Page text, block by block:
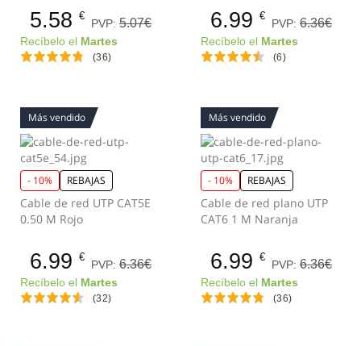
5.58 €
PVP: 5.07€
Recíbelo el Martes
(36)
6.99 €
PVP: 6.36€
Recíbelo el Martes
(6)
Más vendido
- 10% REBAJAS
Cable de red UTP CAT5E
0.50 M Rojo
6.99 €
PVP: 6.36€
Recíbelo el Martes
(32)
Más vendido
- 10% REBAJAS
Cable de red plano UTP
CAT6 1 M Naranja
6.99 €
PVP: 6.36€
Recíbelo el Martes
(36)